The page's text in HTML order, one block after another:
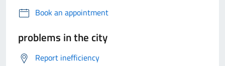
Book an appointment
problems in the city
Report inefficiency